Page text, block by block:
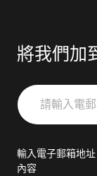
將我們加
請
輸
郵
輸入電子郵箱地
內容